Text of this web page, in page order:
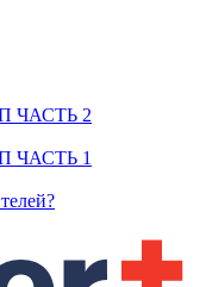
ЧАСТЬ 2
ЧАСТЬ 1